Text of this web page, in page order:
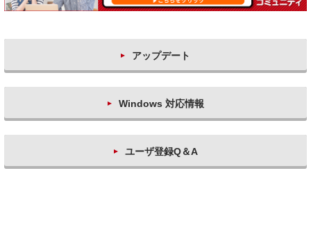
アップデート
Windows 対応情報
ユーザ登録Q＆A